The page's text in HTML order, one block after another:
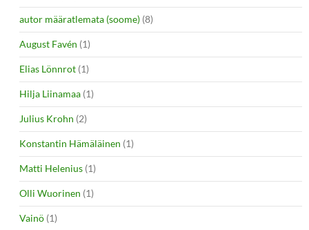
autor määratlemata (soome) (8)
August Favén (1)
Elias Lönnrot (1)
Hilja Liinamaa (1)
Julius Krohn (2)
Konstantin Hämäläinen (1)
Matti Helenius (1)
Olli Wuorinen (1)
Vainö (1)